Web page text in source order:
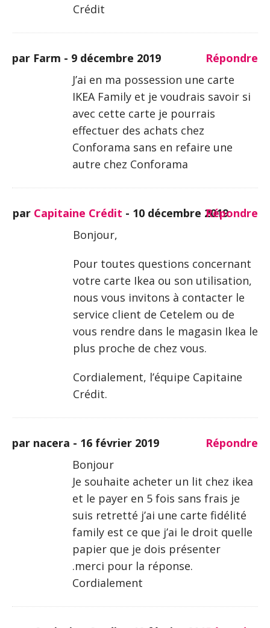
Crédit
par Farm - 9 décembre 2019
Répondre
J’ai en ma possession une carte
IKEA Family et je voudrais savoir si
avec cette carte je pourrais
effectuer des achats chez
Conforama sans en refaire une
autre chez Conforama
par Capitaine Crédit - 10 décembre 2019Répondre
Bonjour,
Pour toutes questions concernant
votre carte Ikea ou son utilisation,
nous vous invitons à contacter le
service client de Cetelem ou de
vous rendre dans le magasin Ikea le
plus proche de chez vous.
Cordialement, l’équipe Capitaine
Crédit.
par nacera - 16 février 2019
Répondre
Bonjour
Je souhaite acheter un lit chez ikea
et le payer en 5 fois sans frais je
suis retretté j’ai une carte fidélité
family est ce que j’ai le droit quelle
papier que je dois présenter
.merci pour la réponse.
Cordialement